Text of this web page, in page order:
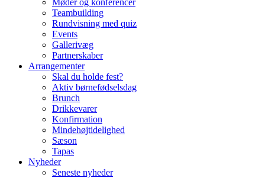
Møder og konferencer
Teambuilding
Rundvisning med quiz
Events
Gallerivæg
Partnerskaber
Arrangementer
Skal du holde fest?
Aktiv børnefødselsdag
Brunch
Drikkevarer
Konfirmation
Mindehøjtidelighed
Sæson
Tapas
Nyheder
Seneste nyheder